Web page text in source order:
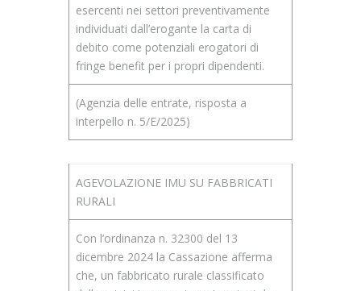
esercenti nei settori preventivamente
individuati dall’erogante la carta di
debito come potenziali erogatori di
fringe benefit per i propri dipendenti.
(Agenzia delle entrate, risposta a
interpello n. 5/E/2025)
AGEVOLAZIONE IMU SU FABBRICATI
RURALI
Con l’ordinanza n. 32300 del 13
dicembre 2024 la Cassazione afferma
che, un fabbricato rurale classificato